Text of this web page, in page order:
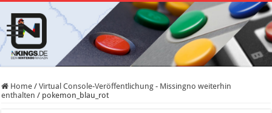
Home / Virtual Console-Veröffentlichung - Missingno weiterhin
enthalten / pokemon_blau_rot